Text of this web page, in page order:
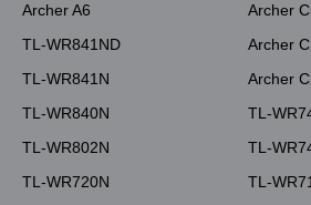
Archer A6
Archer
TL-WR841ND
Archer
TL-WR841N
Archer
TL-WR840N
TL-
TL-WR802N
TL-
TL-WR720N
TL-